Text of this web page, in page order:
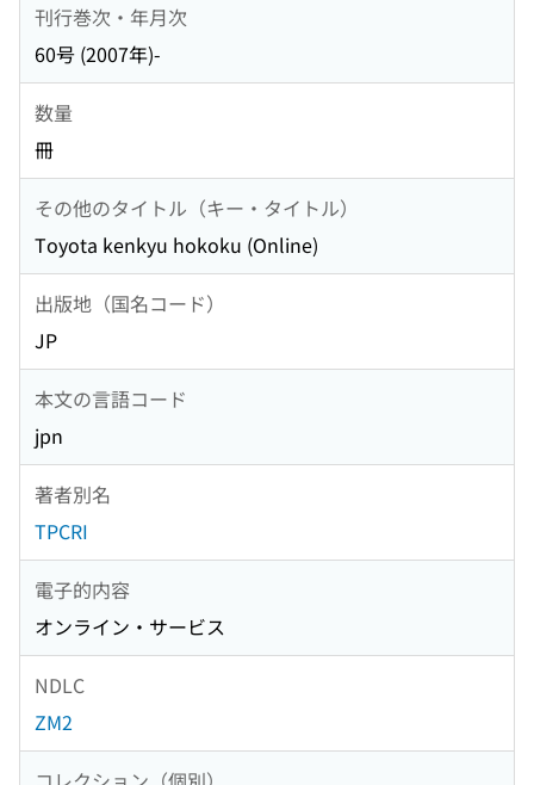
刊行巻次・年月次
60号 (2007年)-
数量
冊
その他のタイトル（キー・タイトル）
Toyota kenkyu hokoku (Online)
出版地（国名コード）
JP
本文の言語コード
jpn
著者別名
TPCRI
電子的内容
オンライン・サービス
NDLC
ZM2